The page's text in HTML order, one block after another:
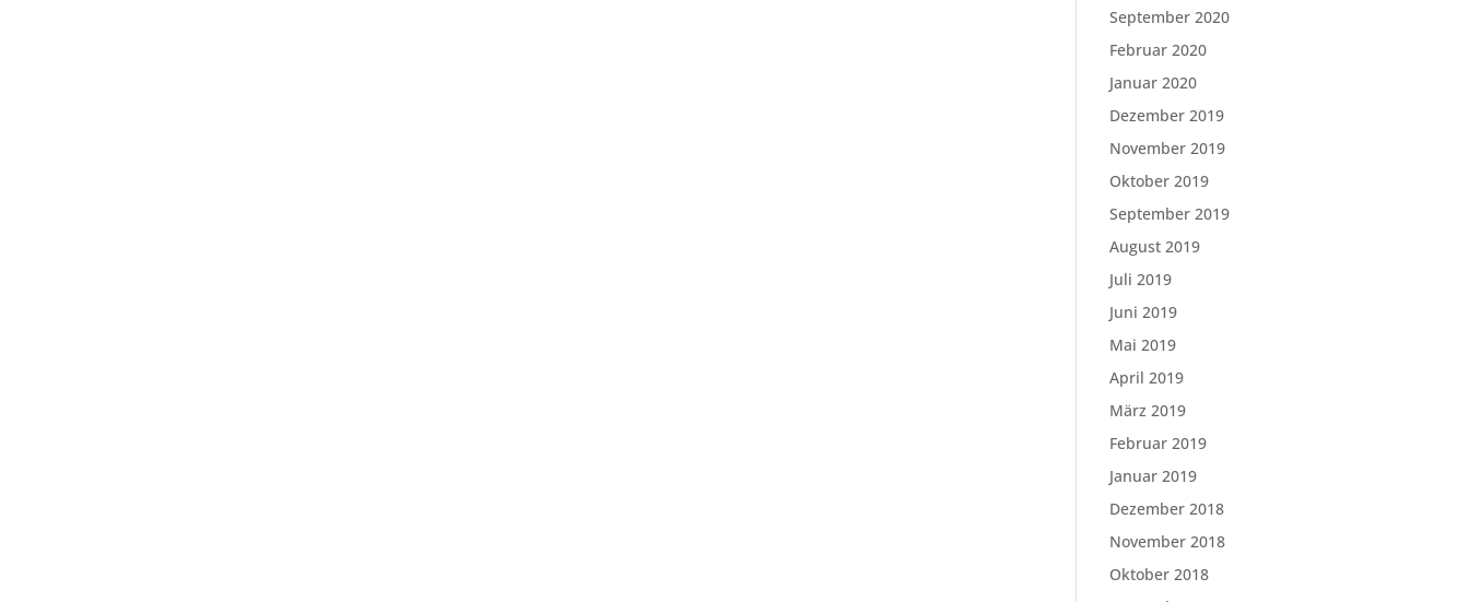
September 2020
Februar 2020
Januar 2020
Dezember 2019
November 2019
Oktober 2019
September 2019
August 2019
Juli 2019
Juni 2019
Mai 2019
April 2019
März 2019
Februar 2019
Januar 2019
Dezember 2018
November 2018
Oktober 2018